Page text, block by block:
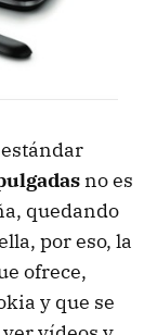
no es
quedando
por eso, la
ofrece,
y que se